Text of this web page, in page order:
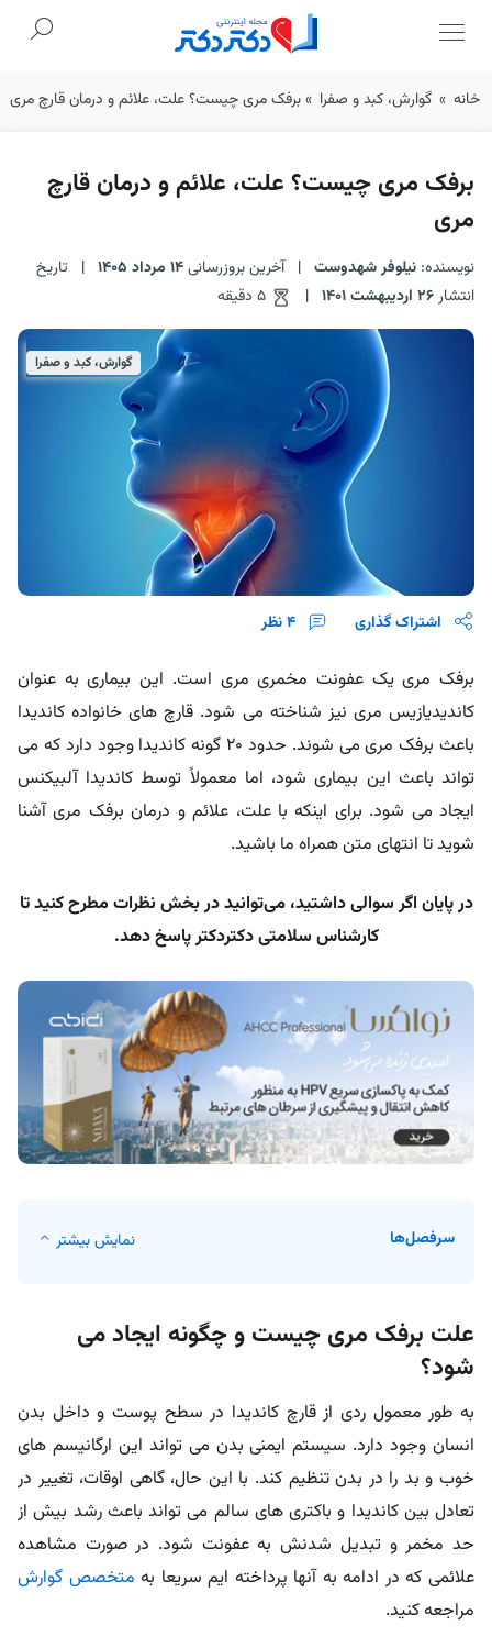
Skip
خانه » گوارش، کبد و صفرا »برفک مری چیست؟ علت، علائم و درمان قارچ مری
برفک مری چیست؟ علت، علائم و درمان قارچ
مری
نویسنده: نیلوفر شهدوست | آخرین بروزرسانی14 مرداد 1405 |
تاریخ
انتشار26 اردیبهشت 1401 |
گوارش، کبد و صفرا
اشتراک گذاری 4نظر
برفک مری یک عفونت مخمری مری است. این بیماری به عنوان
کاندیدیازیس مری نیز شناخته می شود. قارچ های خانواده کاندیدا
باعث برفک مری می شوند. حدود 20 گونه کاندیدا وجود دارد که می
تواند باعث این بیماری شود، اما معمولاً توسط کاندیدا آلبیکنس
ایجاد می شود. برای اینکه با علت، علائم و درمان برفک مری آشنا
شوید تا انتهای متن همراه ما باشید.
در پایان اگر سوالی داشتید، می‌توانید در بخش نظرات مطرح کنید تا
کارشناس سلامتی دکتردکتر پاسخ دهد.
سرفصل‌ها نمایش بیشتر
علت برفک مری چیست و چگونه ایجاد می
شود؟
به طور معمول ردی از قارچ کاندیدا در سطح پوست و داخل بدن
انسان وجود دارد. سیستم ایمنی بدن می تواند این ارگانیسم های
خوب و بد را در بدن تنظیم کند. با این حال، گاهی اوقات، تغییر در
تعادل بین کاندیدا و باکتری های سالم می تواند باعث رشد بیش از
حد مخمر و تبدیل شدنش به عفونت شود. در صورت مشاهده
علائمی که در ادامه به آنها پرداخته ایم سریعا به متخصص گوارش
مراجعه کنید.